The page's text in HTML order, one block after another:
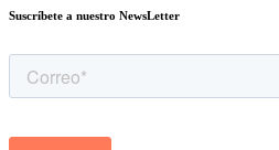
Suscríbete a nuestro NewsLetter